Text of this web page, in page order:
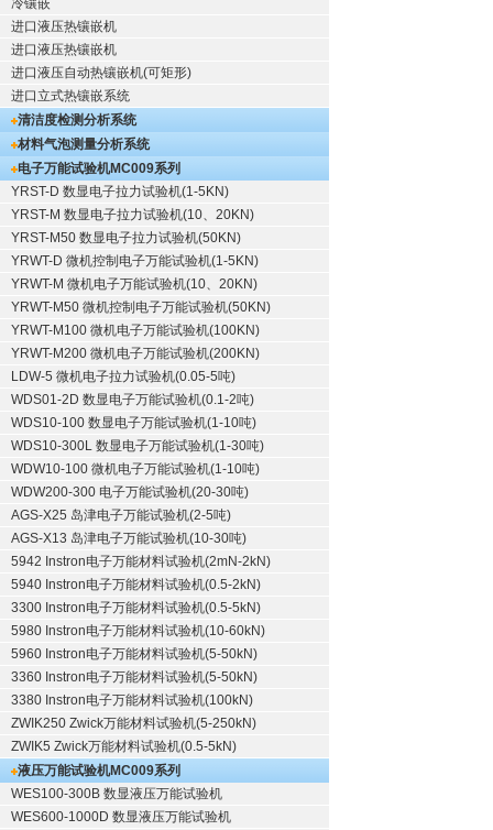
冷镶嵌
进口液压热镶嵌机
进口液压热镶嵌机
进口液压自动热镶嵌机(可矩形)
进口立式热镶嵌系统
清洁度检测分析系统
材料气泡测量分析系统
电子万能试验机MC009系列
YRST-D 数显电子拉力试验机(1-5KN)
YRST-M 数显电子拉力试验机(10、20KN)
YRST-M50 数显电子拉力试验机(50KN)
YRWT-D 微机控制电子万能试验机(1-5KN)
YRWT-M 微机电子万能试验机(10、20KN)
YRWT-M50 微机控制电子万能试验机(50KN)
YRWT-M100 微机电子万能试验机(100KN)
YRWT-M200 微机电子万能试验机(200KN)
LDW-5 微机电子拉力试验机(0.05-5吨)
WDS01-2D 数显电子万能试验机(0.1-2吨)
WDS10-100 数显电子万能试验机(1-10吨)
WDS10-300L 数显电子万能试验机(1-30吨)
WDW10-100 微机电子万能试验机(1-10吨)
WDW200-300 电子万能试验机(20-30吨)
AGS-X25 岛津电子万能试验机(2-5吨)
AGS-X13 岛津电子万能试验机(10-30吨)
5942 Instron电子万能材料试验机(2mN-2kN)
5940 Instron电子万能材料试验机(0.5-2kN)
3300 Instron电子万能材料试验机(0.5-5kN)
5980 Instron电子万能材料试验机(10-60kN)
5960 Instron电子万能材料试验机(5-50kN)
3360 Instron电子万能材料试验机(5-50kN)
3380 Instron电子万能材料试验机(100kN)
ZWIK250 Zwick万能材料试验机(5-250kN)
ZWIK5 Zwick万能材料试验机(0.5-5kN)
液压万能试验机MC009系列
WES100-300B 数显液压万能试验机
WES600-1000D 数显液压万能试验机